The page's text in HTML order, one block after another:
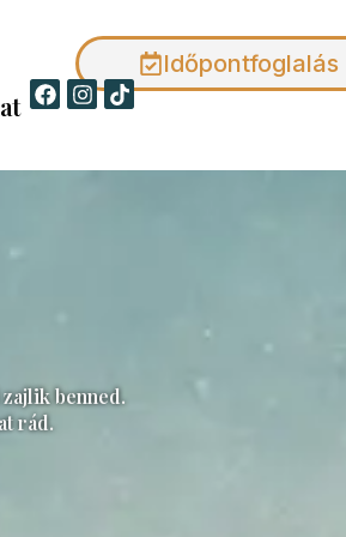
Időpontfoglalás
Facebook
Instagram
Tiktok
benned.
rád.